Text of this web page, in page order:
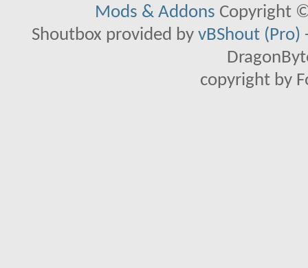
Mods & Addons Copyright
Shoutbox provided by vBShout (Pro)
copyright by